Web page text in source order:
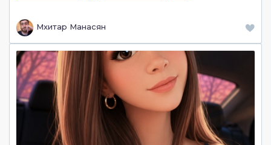
Парсер PS Store, приём платежей,
админ-панель | React.js, Nest.js,
PostgreSQL
Мхитар Манасян